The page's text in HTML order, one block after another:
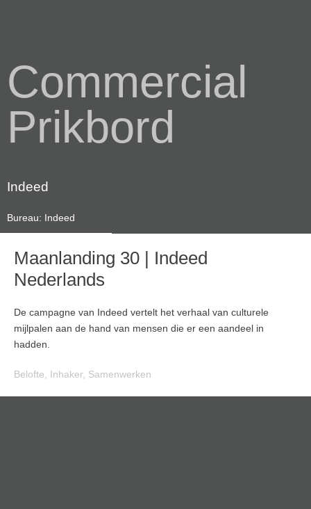
Commercial
Prikbord
Indeed
Bureau: Indeed
Maanlanding 30 | Indeed
Nederlands
De campagne van Indeed vertelt het verhaal van culturele
mijlpalen aan de hand van mensen die er een aandeel in
hadden.
Belofte Inhaker, Samenwerken